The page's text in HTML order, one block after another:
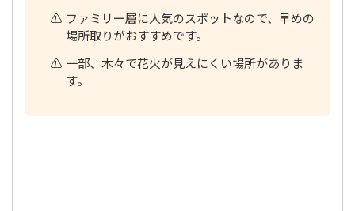
ファミリー層に人気のスポットなので、早めの
場所取りがおすすめです。
一部、木々で花火が見えにくい場所がありま
す。